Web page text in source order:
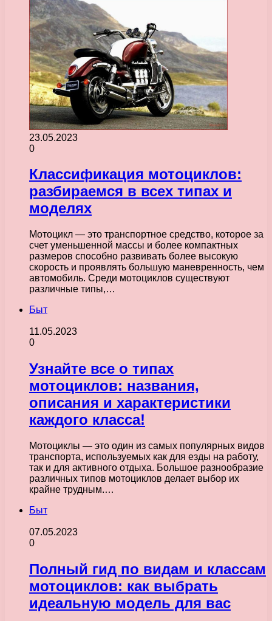
23.05.2023
0
Классификация мотоциклов:
разбираемся в всех типах и
моделях
Мотоцикл — это транспортное средство, которое за
счет уменьшенной массы и более компактных
размеров способно развивать более высокую
скорость и проявлять большую маневренность, чем
автомобиль. Среди мотоциклов существуют
различные типы,…
Быт
11.05.2023
0
Узнайте все о типах
мотоциклов: названия,
описания и характеристики
каждого класса!
Мотоциклы — это один из самых популярных видов
транспорта, используемых как для езды на работу,
так и для активного отдыха. Большое разнообразие
различных типов мотоциклов делает выбор их
крайне трудным.…
Быт
07.05.2023
0
Полный гид по видам и классам
мотоциклов: как выбрать
идеальную модель для вас